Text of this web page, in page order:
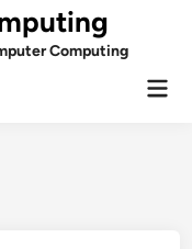
Computing